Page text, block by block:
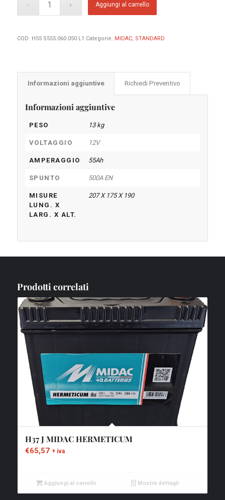
Aggiungi al carrello
COD: H55 S555.060.050 L1 Categorie: MIDAC, STANDARD
Informazioni aggiuntive Richiedi Preventivo
Informazioni aggiuntive
PESO 13 kg
VOLTAGGIO 12V
AMPERAGGIO 55Ah
SPUNTO 500A EN
MISURE
LUNG. X
LARG. X ALT.
207 X 175 X 190
Prodotti correlati
H37 J MIDAC HERMETICUM
€65,57 + iva
Aggiungi al carrello Mostra dettagli